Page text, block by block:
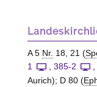
A 5 Nr. 18, 21 (
1
385-2
Aurich); D 80 (